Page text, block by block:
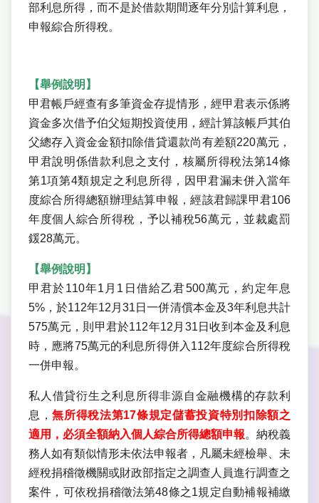
部利息所得，而不是於借款期間逐年分別計算利息，
申報綜合所得稅。
【舉例說明】
甲君帳戶經查有多筆資金存提情形，經甲君表示係將
資金多次借予伯父短期投資使用，經計算該帳戶其伯
父總存入資金金額扣除借貸還款尚有差額220萬元，
甲君說明係借款利息之支付，核屬所得稅法第14條
第1項第4類規定之利息所得，因甲君漏未併入當年
度綜合所得總額辦理結算申報，經該君歸課甲君106
年度個人綜合所得稅，予以補稅56萬元，並裁處罰
鍰28萬元。
【舉例說明】
甲君於110年1月1日借給乙君500萬元，約定年息
5%，於112年12月31日一併清償本金及3年利息共計
575萬元，則甲君於112年12月31日收到本金及利息
時，應將75萬元的利息所得併入112年度綜合所得稅
一併申報。
私人借貸衍生之利息所得非源自金融機構的存款利
息，無所得稅法第17條規定儲蓄投資特別扣除額之
適用，必須全額納入個人綜合所得總額申報。納稅義
務人如有類似情形未依法申報者，凡屬未經檢舉、未
經稅捐稽徵機關或財政部指定之調查人員進行調查之
案件，可依稅捐稽徵法第48條之1規定自動補報補繳